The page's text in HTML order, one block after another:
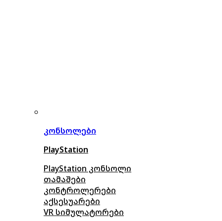
კონსოლები
PlayStation
PlayStation კონსოლი
თამაშები
კონტროლერები
აქსესუარები
VR სიმულატორები